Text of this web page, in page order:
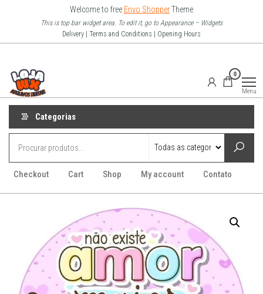
o
Welcome to free Envo ShopperTheme
This is top bar widget area. To edit it, go to Appearance – Widgets
Delivery | Terms and Conditions | Opening Hours
Arquivo
Digitais
0
Menu
Categorias
Checkout Cart Shop My account Contato